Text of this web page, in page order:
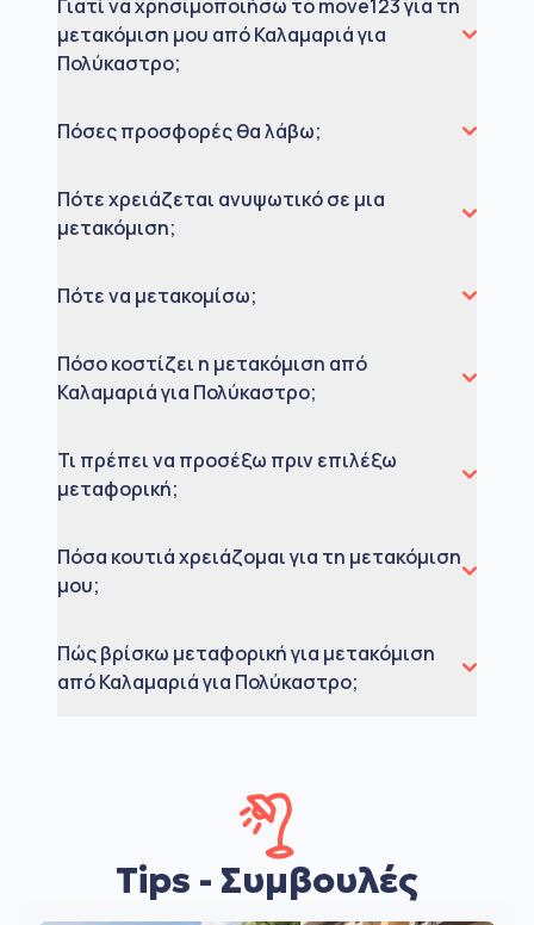
Γιατί να χρησιμοποιήσω το move123 για τη
μετακόμιση μου από Καλαμαριά για
Πολύκαστρο;
Πόσες προσφορές θα λάβω;
Πότε χρειάζεται ανυψωτικό σε μια
μετακόμιση;
Πότε να μετακομίσω;
Πόσο κοστίζει η μετακόμιση από
Καλαμαριά για Πολύκαστρο;
Τι πρέπει να προσέξω πριν επιλέξω
μεταφορική;
Πόσα κουτιά χρειάζομαι για τη μετακόμιση
μου;
Πώς βρίσκω μεταφορική για μετακόμιση
από Καλαμαριά για Πολύκαστρο;
Tips - Συμβουλές